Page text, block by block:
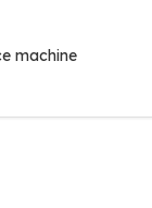
machine